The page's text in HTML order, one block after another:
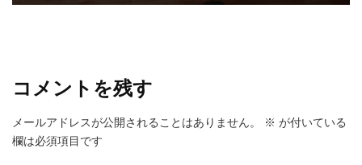
コメントを残す
メールアドレスが公開されることはありません。 ※ が付いている
欄は必須項目です